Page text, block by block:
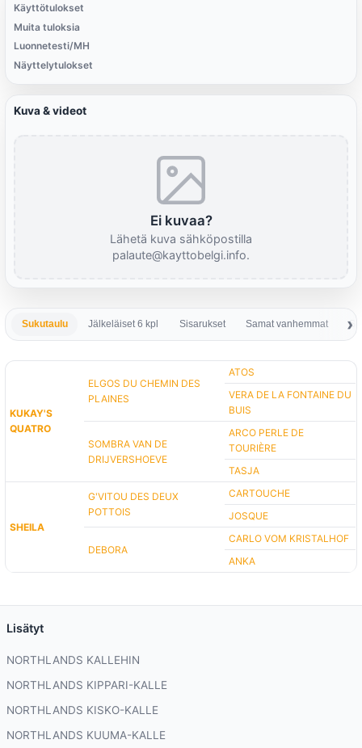
Käyttötulokset
Muita tuloksia
Luonnetesti/MH
Näyttelytulokset
Kuva & videot
Ei kuvaa?
Lähetä kuva sähköpostilla
palaute@kayttobelgi.info.
Sukutaulu Jälkeläiset 6 kpl Sisarukset Samat vanhemmat
KUKAY'S
QUATRO
ELGOS DU CHEMIN DES
PLAINES
ATOS
VERA DE LA FONTAINE DU
BUIS
SOMBRA VAN DE
DRIJVERSHOEVE
ARCO PERLE DE
TOURIÈRE
TASJA
SHEILA
G'VITOU DES DEUX
POTTOIS
CARTOUCHE
JOSQUE
DEBORA
CARLO VOM KRISTALHOF
ANKA
Lisätyt
NORTHLANDS KALLEHIN
NORTHLANDS KIPPARI-KALLE
NORTHLANDS KISKO-KALLE
NORTHLANDS KUUMA-KALLE